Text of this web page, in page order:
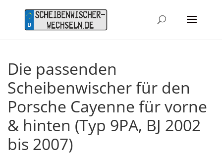
Die passenden
Scheibenwischer für den
Porsche Cayenne für vorne
& hinten (Typ 9PA, BJ 2002
bis 2007)